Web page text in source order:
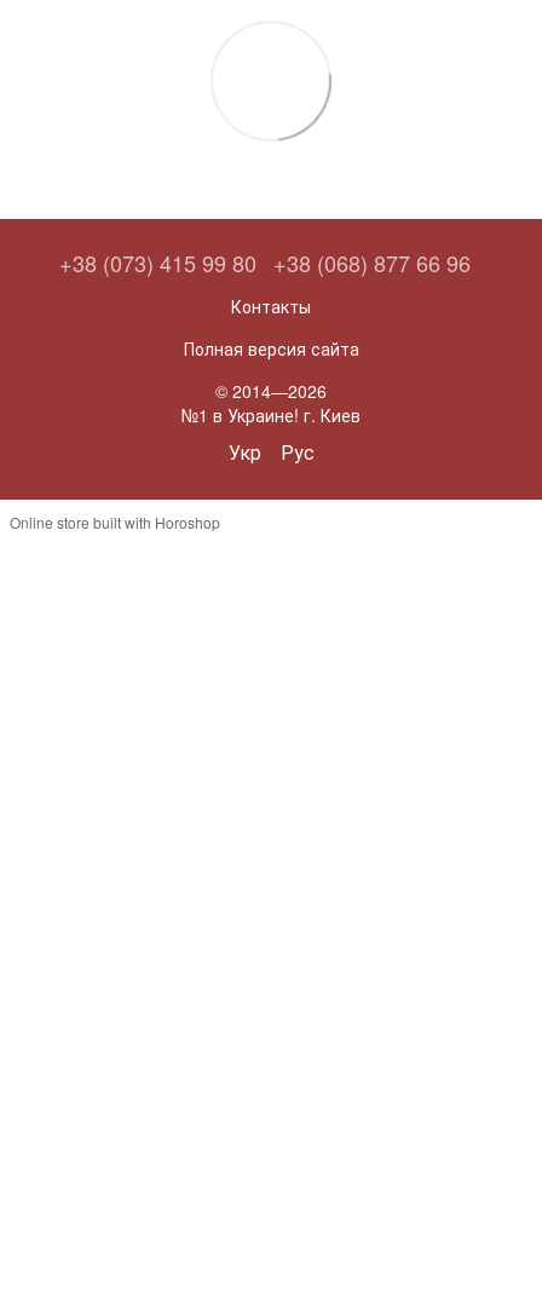
+38 (073) 415 99 80 +38 (068) 877 66 96
Контакты
Полная версия сайта
© 2014—2026
№1 в Украине! г. Киев
Укр Рус
Online store built with Horoshop